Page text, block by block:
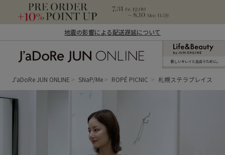
地震の影響による配送遅延について
ン オンライン）
新しいキレイと出合うために。
J'aDoRe JUN ONLINE SNaP/Me ROPÉ PICNIC 札幌ステラプレイス